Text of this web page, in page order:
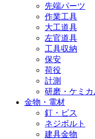
先端パーツ
作業工具
大工道具
左官道具
工具収納
保安
荷役
計測
研磨・ケミカ
金物・電材
釘・ビス
ネジボルト
建具金物